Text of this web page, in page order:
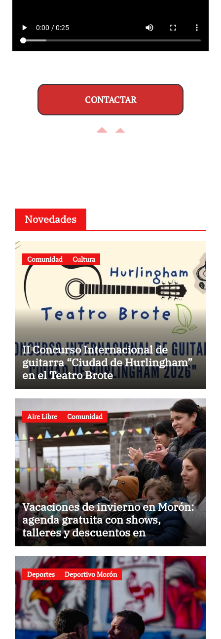
CONTACTAR
Novedades
Comunidad Cultura
II Concurso Internacional de
guitarra “Ciudad de Hurlingham”
en el Teatro Brote
Aire Libre Comunidad
Vacaciones de invierno en Morón:
agenda gratuita con shows,
talleres y descuentos en
gastronomía
Deportes Deportivo Morón